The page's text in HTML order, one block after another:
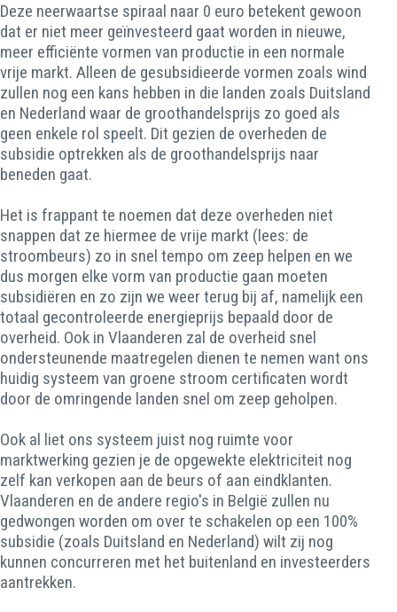
Deze neerwaartse spiraal naar 0 euro betekent gewoon
dat er niet meer geïnvesteerd gaat worden in nieuwe,
meer efficiënte vormen van productie in een normale
vrije markt. Alleen de gesubsidieerde vormen zoals wind
zullen nog een kans hebben in die landen zoals Duitsland
en Nederland waar de groothandelsprijs zo goed als
geen enkele rol speelt. Dit gezien de overheden de
subsidie optrekken als de groothandelsprijs naar
beneden gaat.
Het is frappant te noemen dat deze overheden niet
snappen dat ze hiermee de vrije markt (lees: de
stroombeurs) zo in snel tempo om zeep helpen en we
dus morgen elke vorm van productie gaan moeten
subsidiëren en zo zijn we weer terug bij af, namelijk een
totaal gecontroleerde energieprijs bepaald door de
overheid. Ook in Vlaanderen zal de overheid snel
ondersteunende maatregelen dienen te nemen want ons
huidig systeem van groene stroom certificaten wordt
door de omringende landen snel om zeep geholpen.
Ook al liet ons systeem juist nog ruimte voor
marktwerking gezien je de opgewekte elektriciteit nog
zelf kan verkopen aan de beurs of aan eindklanten.
Vlaanderen en de andere regio's in België zullen nu
gedwongen worden om over te schakelen op een 100%
subsidie (zoals Duitsland en Nederland) wilt zij nog
kunnen concurreren met het buitenland en investeerders
aantrekken.